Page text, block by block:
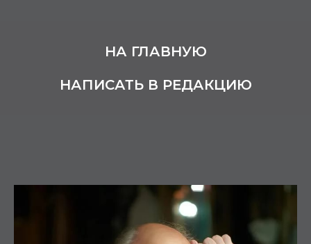
НА ГЛАВНУЮ
НАПИСАТЬ В РЕДАКЦИЮ